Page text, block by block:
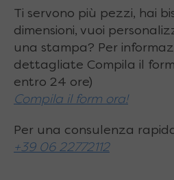
Estensioni possibili
⇄ 222 ⇄ 272 ⇄ 322 cm
Larghezza piano
Altezza piano: 41 ⇵ 76
Tipo di allunghe: 2
Ti servono più pezzi, hai
dimensioni, vuoi
una stampa? Per
dettagliate Compila il
entro 24 ore)
Compila il form ora!
Per una consulenza
+39 06 22772112